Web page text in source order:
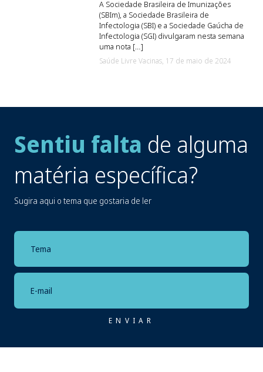
A Sociedade Brasileira de Imunizações
(SBIm), a Sociedade Brasileira de
Infectologia (SBI) e a Sociedade Gaúcha de
Infectologia (SGI) divulgaram nesta semana
uma nota […]
Saúde Livre Vacinas, 17 de maio de 2024
Sentiu falta de alguma
matéria específica?
Sugira aqui o tema que gostaria de ler